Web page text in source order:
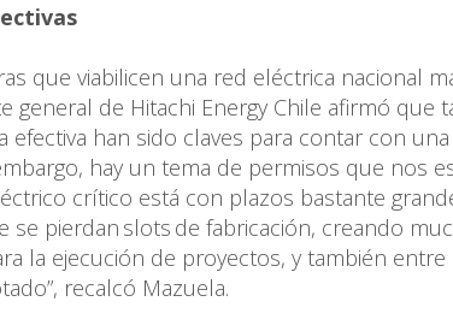
que viabilicen una red eléctrica nacional
general de Hitachi Energy Chile afirmó que
efectiva han sido claves para contar con
hay un tema de permisos que nos
crítico está con plazos bastante
se pierdan slots de fabricación, creando
la ejecución de proyectos, y también
recalcó Mazuela.